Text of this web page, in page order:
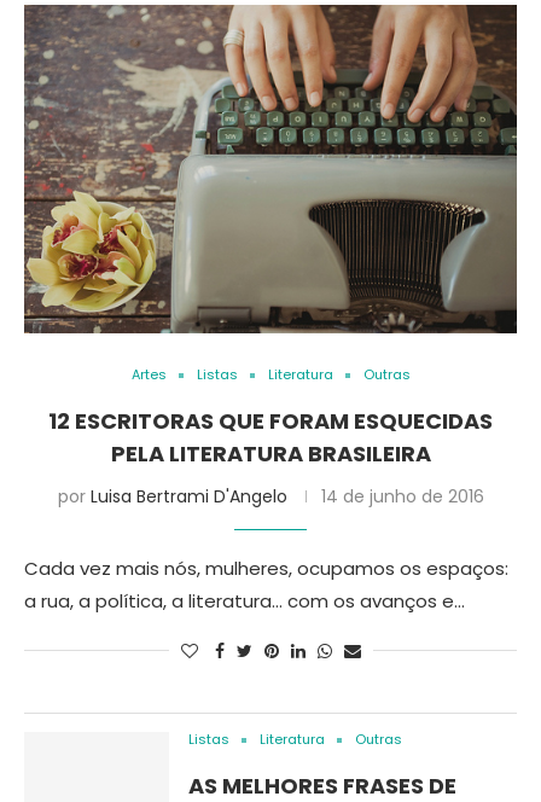
Artes Listas Literatura Outras
12 ESCRITORAS QUE FORAM ESQUECIDAS
PELA LITERATURA BRASILEIRA
por Luisa Bertrami D'Angelo 14 de junho de 2016
Cada vez mais nós, mulheres, ocupamos os espaços:
a rua, a política, a literatura… com os avanços e…
Listas Literatura Outras
AS MELHORES FRASES DE